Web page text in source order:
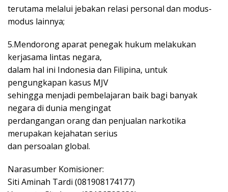
terutama melalui jebakan relasi personal dan modus-
modus lainnya;
5.Mendorong aparat penegak hukum melakukan
kerjasama lintas negara,
dalam hal ini Indonesia dan Filipina, untuk
pengungkapan kasus MJV
sehingga menjadi pembelajaran baik bagi banyak
negara di dunia mengingat
perdangangan orang dan penjualan narkotika
merupakan kejahatan serius
dan persoalan global.
Narasumber Komisioner:
Siti Aminah Tardi (081908174177)